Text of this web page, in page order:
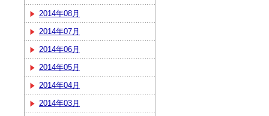
2014年08月
2014年07月
2014年06月
2014年05月
2014年04月
2014年03月